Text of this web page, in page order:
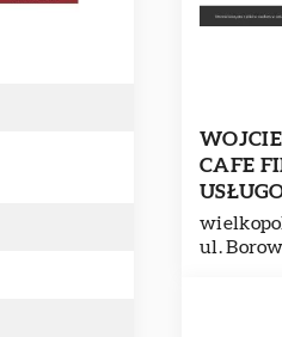
CAFE
ul.